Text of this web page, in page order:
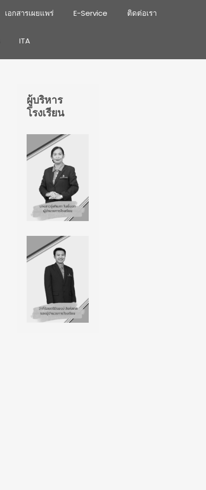
เอกสารเผยแพร่ E-Service ติดต่อเรา
ITA
ผู้บริหาร
โรงเรียน